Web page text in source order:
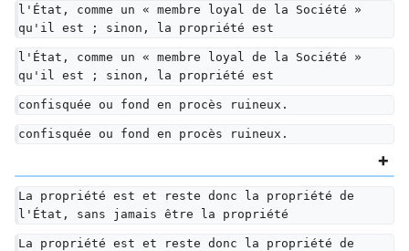
l'État, comme un « membre loyal de la Société »
qu'il est ; sinon, la propriété est
l'État, comme un « membre loyal de la Société »
qu'il est ; sinon, la propriété est
confisquée ou fond en procès ruineux.
confisquée ou fond en procès ruineux.
La propriété est et reste donc la propriété de
l'État, sans jamais être la propriété
La propriété est et reste donc la propriété de